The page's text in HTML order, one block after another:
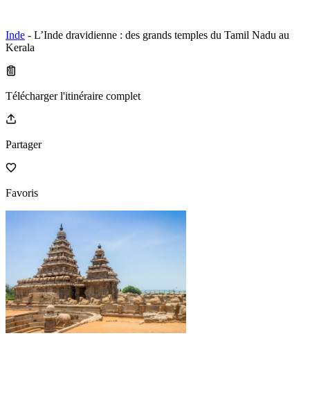
Inde - L’Inde dravidienne : des grands temples du Tamil Nadu au
Kerala
Télécharger l'itinéraire complet
Partager
Favoris